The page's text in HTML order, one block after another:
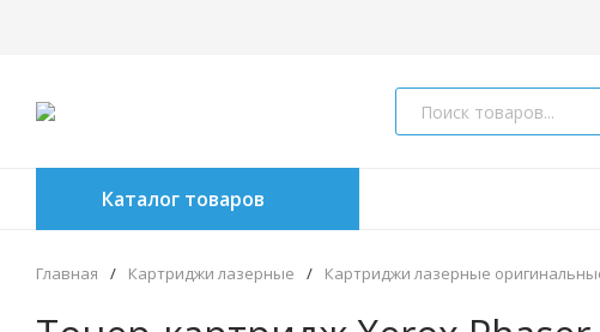
Каталог товаров
Главная / Картриджи лазерные / Картриджи лазерные